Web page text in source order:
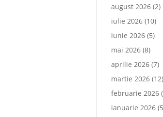
august 2026 (2)
iulie 2026 (10)
iunie 2026 (5)
mai 2026 (8)
aprilie 2026 (7)
martie 2026 (12)
februarie 2026
ianuarie 2026